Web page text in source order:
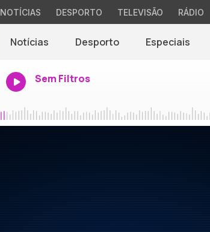
NOTÍCIAS DESPORTO TELEVISÃO RÁDIO
Notícias Desporto Especiais
Sem Filtros